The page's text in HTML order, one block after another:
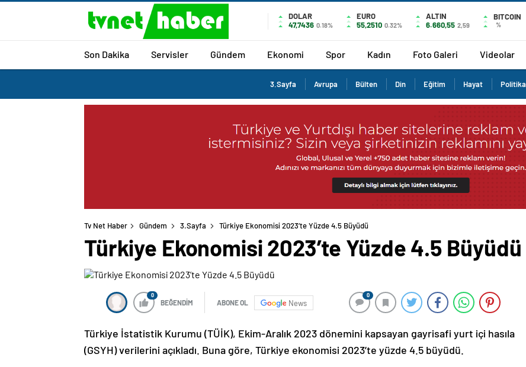
DOLAR
47,7436 0.18%
EURO
55,2510 0.32%
ALTIN
6.660,55 2,59
BITCOIN
%
Son Dakika Servisler Gündem Ekonomi Spor Kadın Foto Galeri Videolar
3.Sayfa Avrupa Bülten Din Eğitim Hayat Politika
Tv Net Haber Gündem 3.Sayfa Türkiye Ekonomisi 2023’te Yüzde 4.5 Büyüdü
Türkiye Ekonomisi 2023’te Yüzde 4.5 Büyüdü
0
BEĞENDİM ABONE OL News
0
Türkiye İstatistik Kurumu (TÜİK), Ekim-Aralık 2023 dönemini kapsayan gayrisafi yurt içi hasıla
(GSYH) verilerini açıkladı. Buna göre, Türkiye ekonomisi 2023’te yüzde 4.5 büyüdü.